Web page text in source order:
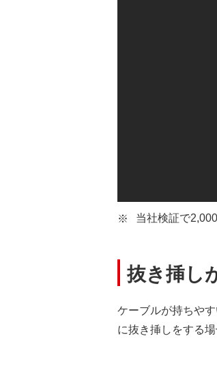
当社検証で
抜き挿し
ケーブルが持ちや
に抜き挿しをする